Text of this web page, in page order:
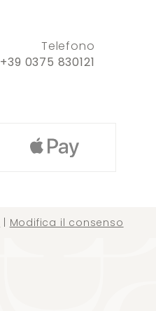
Telefono
+39 0375 830121
Modifica il consenso